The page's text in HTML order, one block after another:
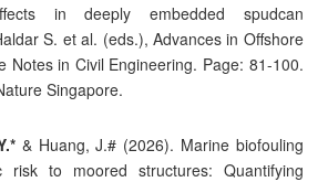
in deeply embedded spudcan
S. et al. (eds.), Advances in Offshore
Notes in Civil Engineering. Page: 81-100.
Singapore.
& Huang, J.# (2026). Marine biofouling
risk to moored structures: Quantifying